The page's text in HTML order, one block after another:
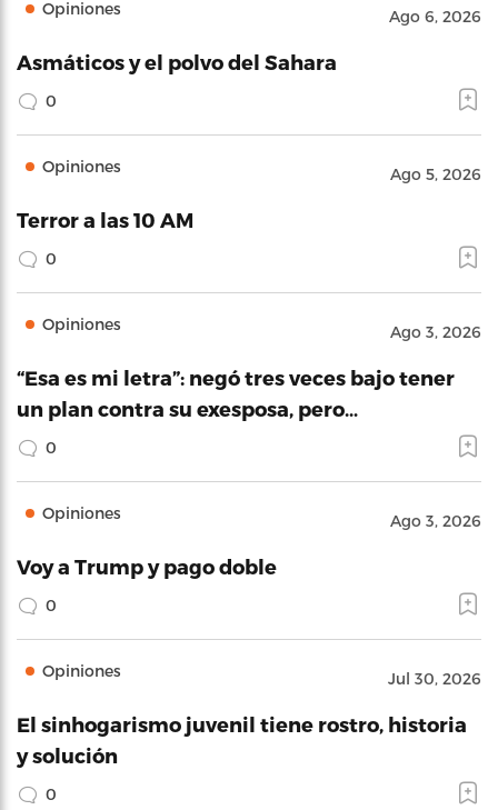
Opiniones Ago 6, 2026
Asmáticos y el polvo del Sahara
0
Opiniones Ago 5, 2026
Terror a las 10 AM
0
Opiniones Ago 3, 2026
“Esa es mi letra”: negó tres veces bajo tener
un plan contra su exesposa, pero…
0
Opiniones Ago 3, 2026
Voy a Trump y pago doble
0
Opiniones Jul 30, 2026
El sinhogarismo juvenil tiene rostro, historia
y solución
0